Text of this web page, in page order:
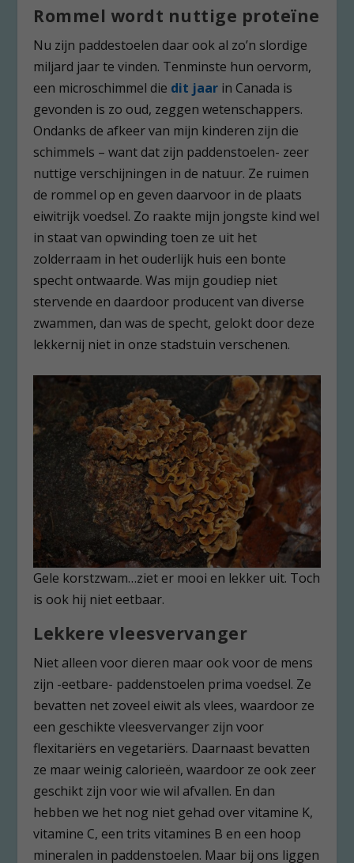
Rommel wordt nuttige proteïne
Nu zijn paddestoelen daar ook al zo’n slordige
miljard jaar te vinden. Tenminste hun oervorm,
een microschimmel die dit jaar in Canada is
gevonden is zo oud, zeggen wetenschappers.
Ondanks de afkeer van mijn kinderen zijn die
schimmels – want dat zijn paddenstoelen- zeer
nuttige verschijningen in de natuur. Ze ruimen
de rommel op en geven daarvoor in de plaats
eiwitrijk voedsel. Zo raakte mijn jongste kind wel
in staat van opwinding toen ze uit het
zolderraam in het ouderlijk huis een bonte
specht ontwaarde. Was mijn goudiep niet
stervende en daardoor producent van diverse
zwammen, dan was de specht, gelokt door deze
lekkernij niet in onze stadstuin verschenen.
Gele korstzwam…ziet er mooi en lekker uit. Toch
is ook hij niet eetbaar.
Lekkere vleesvervanger
Niet alleen voor dieren maar ook voor de mens
zijn -eetbare- paddenstoelen prima voedsel. Ze
bevatten net zoveel eiwit als vlees, waardoor ze
een geschikte vleesvervanger zijn voor
flexitariërs en vegetariërs. Daarnaast bevatten
ze maar weinig calorieën, waardoor ze ook zeer
geschikt zijn voor wie wil afvallen. En dan
hebben we het nog niet gehad over vitamine K,
vitamine C, een trits vitamines B en een hoop
mineralen in paddenstoelen. Maar bij ons liggen